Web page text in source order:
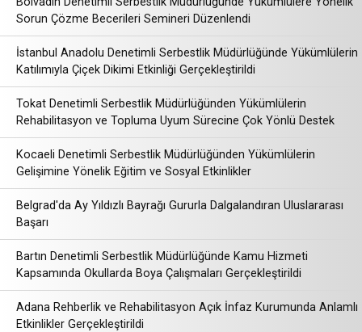
Sorun Çözme Becerileri Semineri Düzenlendi
İstanbul Anadolu Denetimli Serbestlik Müdürlüğünde Yükümlülerin
Katılımıyla Çiçek Dikimi Etkinliği Gerçekleştirildi
Tokat Denetimli Serbestlik Müdürlüğünden Yükümlülerin
Rehabilitasyon ve Topluma Uyum Sürecine Çok Yönlü Destek
Kocaeli Denetimli Serbestlik Müdürlüğünden Yükümlülerin
Gelişimine Yönelik Eğitim ve Sosyal Etkinlikler
Belgrad'da Ay Yıldızlı Bayrağı Gururla Dalgalandıran Uluslararası
Başarı
Bartın Denetimli Serbestlik Müdürlüğünde Kamu Hizmeti
Kapsamında Okullarda Boya Çalışmaları Gerçekleştirildi
Adana Rehberlik ve Rehabilitasyon Açık İnfaz Kurumunda Anlamlı
Etkinlikler Gerçekleştirildi